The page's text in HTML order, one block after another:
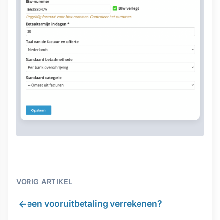
VORIG ARTIKEL
←een vooruitbetaling verrekenen?